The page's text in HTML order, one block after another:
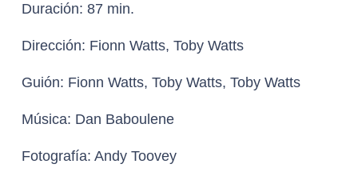
Duración: 87 min.
Dirección: Fionn Watts, Toby Watts
Guión: Fionn Watts, Toby Watts, Toby Watts
Música: Dan Baboulene
Fotografía: Andy Toovey